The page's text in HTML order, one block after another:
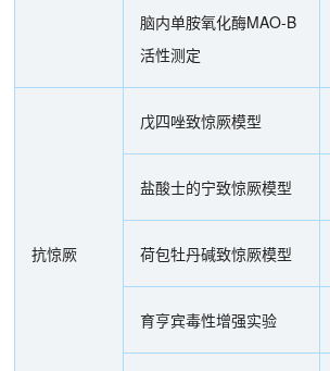
脑内单胺氧化酶MAO-B
活性测定
抗惊厥
戊四唑致惊厥模型
盐酸士的宁致惊厥模型
荷包牡丹碱致惊厥模型
育亨宾毒性增强实验